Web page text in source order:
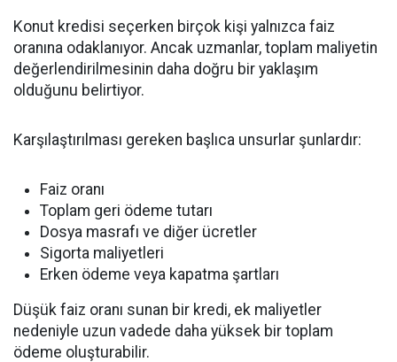
Konut kredisi seçerken birçok kişi yalnızca faiz
oranına odaklanıyor. Ancak uzmanlar, toplam maliyetin
değerlendirilmesinin daha doğru bir yaklaşım
olduğunu belirtiyor.
Karşılaştırılması gereken başlıca unsurlar şunlardır:
Faiz oranı
Toplam geri ödeme tutarı
Dosya masrafı ve diğer ücretler
Sigorta maliyetleri
Erken ödeme veya kapatma şartları
Düşük faiz oranı sunan bir kredi, ek maliyetler
nedeniyle uzun vadede daha yüksek bir toplam
ödeme oluşturabilir.